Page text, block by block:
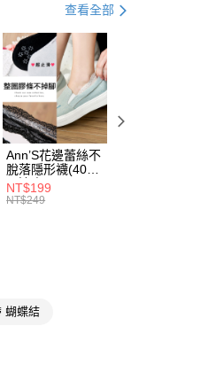
使用無須另外申請。
動跳轉到大哥付的交易
截止日，確認付款後即
確認頁面所載為準。
未通過，訂單將自動取
你分期系統評分，恕
月結算日後寄送繳費提
由商店將買賣／分期付
付方式。 讓您購物簡單
您需要取消訂單，請聯
為有效，需透過AFTEE
查看全部
Ann’S花邊蕾絲不
脫落隱形襪(40號
內適穿)
NT$199
NT$249
蝴蝶結